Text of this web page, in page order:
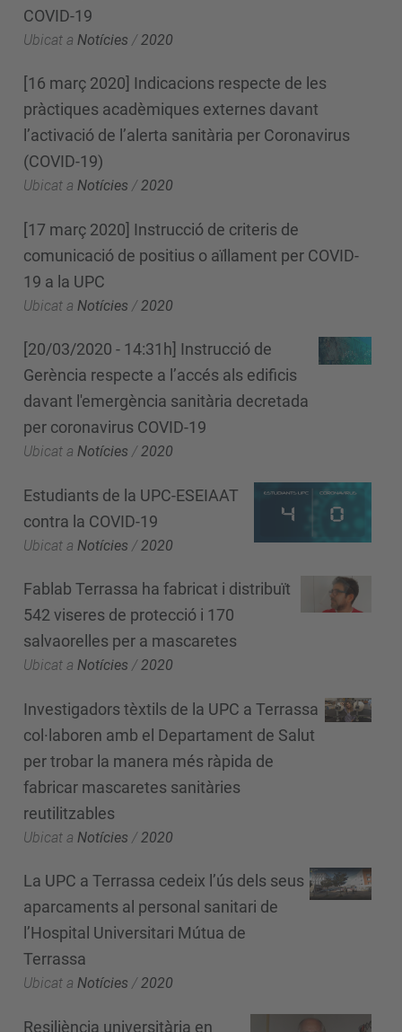
COVID-19
Ubicat a Notícies / 2020
[16 març 2020] Indicacions respecte de les
pràctiques acadèmiques externes davant
l’activació de l’alerta sanitària per Coronavirus
(COVID-19)
Ubicat a Notícies /2020
[17 març 2020] Instrucció de criteris de
comunicació de positius o aïllament per COVID-
19 a la UPC
Ubicat a Notícies / 2020
[20/03/2020 - 14:31h] Instrucció de
Gerència respecte a l’accés als edificis
davant l'emergència sanitària decretada
per coronavirus COVID-19
Ubicat a Notícies /2020
Estudiants de la UPC-ESEIAAT
contra la COVID-19
Ubicat a Notícies / 2020
Fablab Terrassa ha fabricat i distribuït
542 viseres de protecció i 170
salvaorelles per a mascaretes
Ubicat a Notícies /2020
Investigadors tèxtils de la UPC a Terrassa
col·laboren amb el Departament de Salut
per trobar la manera més ràpida de
fabricar mascaretes sanitàries
reutilitzables
Ubicat a Notícies / 2020
La UPC a Terrassa cedeix l’ús dels seus
aparcaments al personal sanitari de
l’Hospital Universitari Mútua de
Terrassa
Ubicat a Notícies /2020
Resiliència universitària en